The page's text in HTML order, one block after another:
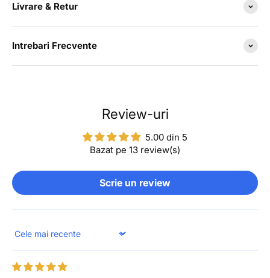
Livrare & Retur
Intrebari Frecvente
Review-uri
5.00 din 5
Bazat pe 13 review(s)
Scrie un review
Sort by